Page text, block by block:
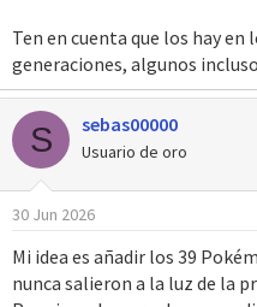
Ten en cuenta que los hay
generaciones, algunos
S sebas00000
Usuario de oro
30 Jun 2026
Mi idea es añadir los 39
nunca salieron a la luz de la